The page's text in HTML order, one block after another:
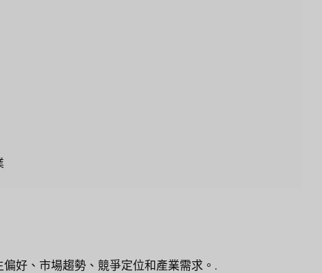
好、市場趨勢、競爭定位和產業需求。.